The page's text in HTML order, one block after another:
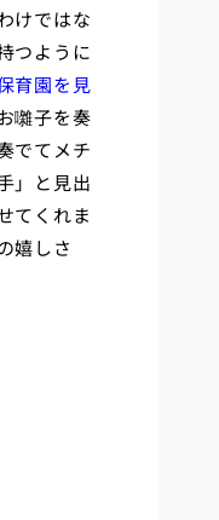
けではな
つように
育園を見
囃子を奏
でてメチ
」と見出
てくれま
嬉しさ